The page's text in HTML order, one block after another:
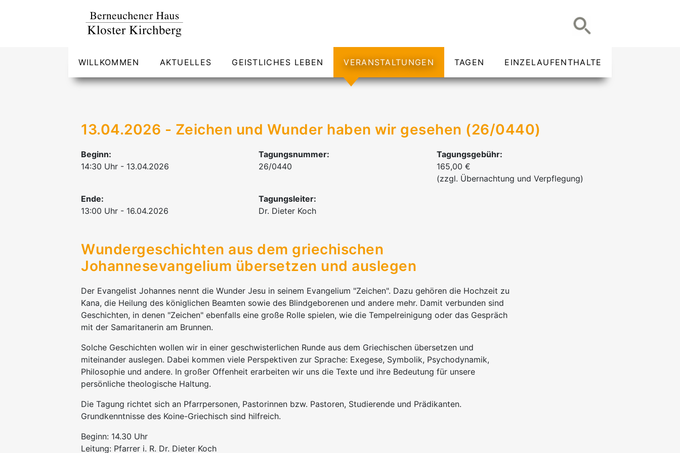
WILLKOMMEN AKTUELLES GEISTLICHES LEBEN VERANSTALTUNGEN TAGEN EINZELAUFENTHALTE
13.04.2026 - Zeichen und Wunder haben wir gesehen (26/0440)
Beginn:
14:30 Uhr - 13.04.2026
Tagungsnummer:
26/0440
Tagungsgebühr:
165,00 €
(zzgl. Übernachtung und Verpflegung)
Ende:
13:00 Uhr - 16.04.2026
Tagungsleiter:
Dr. Dieter Koch
Wundergeschichten aus dem griechischen
Johannesevangelium übersetzen und auslegen
Der Evangelist Johannes nennt die Wunder Jesu in seinem Evangelium "Zeichen". Dazu gehören die Hochzeit zu
Kana, die Heilung des königlichen Beamten sowie des Blindgeborenen und andere mehr. Damit verbunden sind
Geschichten, in denen "Zeichen" ebenfalls eine große Rolle spielen, wie die Tempelreinigung oder das Gespräch
mit der Samaritanerin am Brunnen.
Solche Geschichten wollen wir in einer geschwisterlichen Runde aus dem Griechischen übersetzen und
miteinander auslegen. Dabei kommen viele Perspektiven zur Sprache: Exegese, Symbolik, Psychodynamik,
Philosophie und andere. In großer Offenheit erarbeiten wir uns die Texte und ihre Bedeutung für unsere
persönliche theologische Haltung.
Die Tagung richtet sich an Pfarrpersonen, Pastorinnen bzw. Pastoren, Studierende und Prädikanten.
Grundkenntnisse des Koine-Griechisch sind hilfreich.
Beginn: 14.30 Uhr
Leitung: Pfarrer i. R. Dr. Dieter Koch